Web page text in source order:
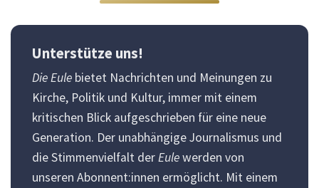
Unterstütze uns!
Die Eule bietet Nachrichten und Meinungen zu
Kirche, Politik und Kultur, immer mit einem
kritischen Blick aufgeschrieben für eine neue
Generation. Der unabhängige Journalismus und
die Stimmenvielfalt derEulewerden von
unseren Abonnent:innen ermöglicht. Mit einem